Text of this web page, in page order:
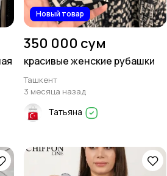
Новый товар
350 000 сум
красивые женские рубашки
Ташкент
3 месяца назад
Татьяна